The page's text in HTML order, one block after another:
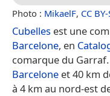
Photo : MikaelF, CC
Cubelles est une
Barcelone, en
comarque du
Barcelone et 40 km
à 4 km au nord-est